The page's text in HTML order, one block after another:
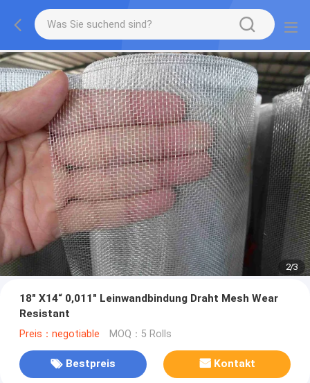
2/3
18" X14“ 0,011" Leinwandbindung Draht Mesh Wear
Resistant
Preis：negotiable MOQ：5 Rolls
Bestpreis Kontakt